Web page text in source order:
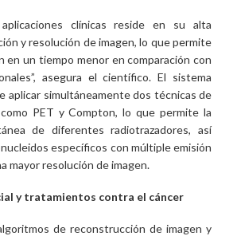
clínicas reside en su alta
y resolución de imagen, lo que permite
en un tiempo menor en comparación con
asegura el científico. El sistema
aplicar simultáneamente dos técnicas de
PET y Compton, lo que permite la
de diferentes radiotrazadores, así
específicos con múltiple emisión
mayor resolución de imagen.
y tratamientos contra el cáncer
de reconstrucción de imagen y